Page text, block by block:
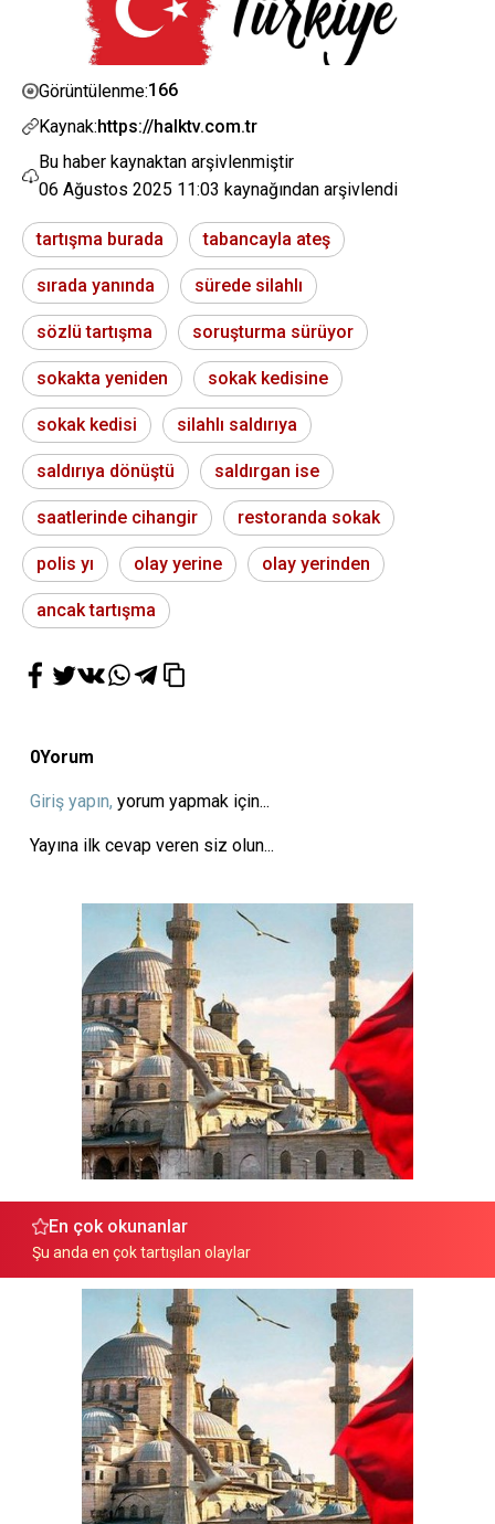
Görüntülenme:166
Kaynak:https://halktv.com.tr
Bu haber kaynaktan arşivlenmiştir
06 Ağustos 2025 11:03 kaynağından arşivlendi
tartışma burada tabancayla ateş
sırada yanında sürede silahlı
sözlü tartışma soruşturma sürüyor
sokakta yeniden sokak kedisine
sokak kedisi silahlı saldırıya
saldırıya dönüştü saldırgan ise
saatlerinde cihangir restoranda sokak
polis yı olay yerine olay yerinden
ancak tartışma
0Yorum
Giriş yapın, yorum yapmak için...
Yayına ilk cevap veren siz olun...
En çok okunanlar
Şu anda en çok tartışılan olaylar